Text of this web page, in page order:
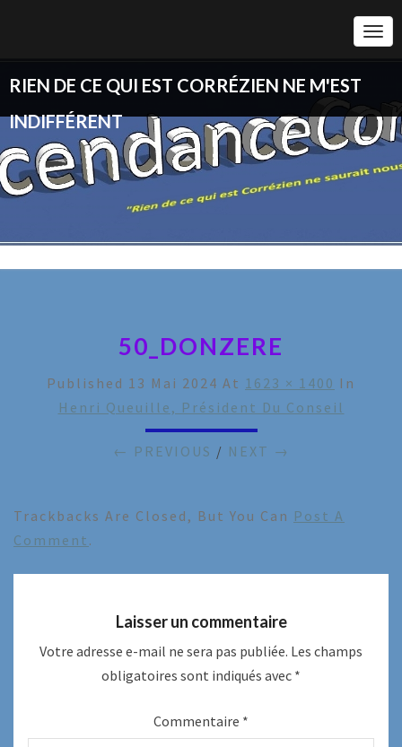
RIEN DE CE QUI EST CORRÉZIEN NE M'EST
INDIFFÉRENT
50_DONZERE
Published 13 Mai 2024 At 1623 × 1400 In
Henri Queuille, Président Du Conseil
← PREVIOUS / NEXT →
Trackbacks Are Closed, But You Can Post A
Comment .
Laisser un commentaire
Votre adresse e-mail ne sera pas publiée. Les champs
obligatoires sont indiqués avec *
Commentaire *